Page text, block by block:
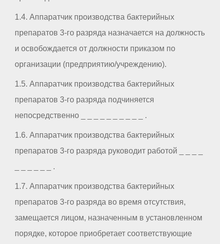
1.4. Аппаратчик производства бактерийных
препаратов 3-го разряда назначается на должность
и освобождается от должности приказом по
организации (предприятию/учреждению).
1.5. Аппаратчик производства бактерийных
препаратов 3-го разряда подчиняется
непосредственно _ _ _ _ _ _ _ _ _ _ .
1.6. Аппаратчик производства бактерийных
препаратов 3-го разряда руководит работой _ _ _ _
_ _ _ _ _ _ .
1.7. Аппаратчик производства бактерийных
препаратов 3-го разряда во время отсутствия,
замещается лицом, назначенным в установленном
порядке, которое приобретает соответствующие